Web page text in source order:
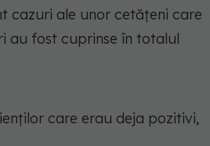
cazuri ale unor cetățeni care
au fost cuprinse în totalul
care erau deja pozitivi,